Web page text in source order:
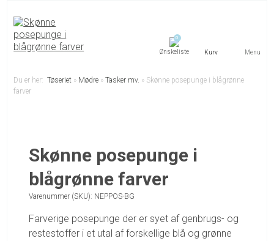
0
Menu
Du er her:Tøseriet » Mødre »Tasker mv. » Skønne posepunge i blågrønne
farver
Skønne posepunge i
blågrønne farver
Varenummer (SKU): NEPPOS-BG
Farverige posepunge der er syet af genbrugs- og
restestoffer i et utal af forskellige blå og grønne